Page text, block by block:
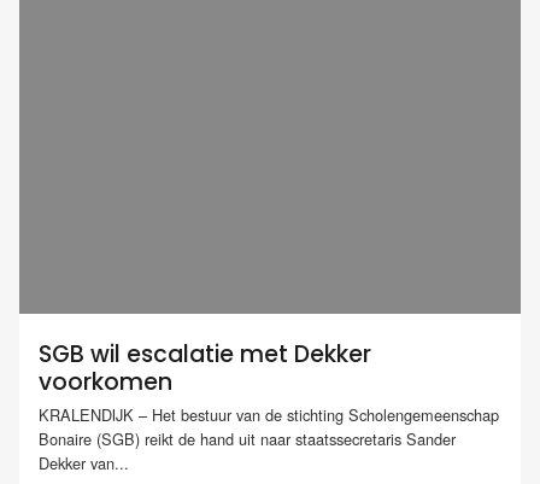
SGB wil escalatie met Dekker
voorkomen
KRALENDIJK – Het bestuur van de stichting Scholengemeenschap
Bonaire (SGB) reikt de hand uit naar staatssecretaris Sander
Dekker van...